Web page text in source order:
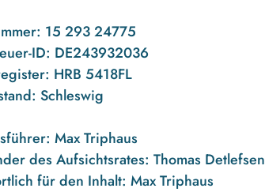
15 293 24775
ID: DE243932036
HRB 5418FL
Schleswig
Max Triphaus
des Aufsichtsrates: Thomas Detlefsen
für den Inhalt: Max Triphaus